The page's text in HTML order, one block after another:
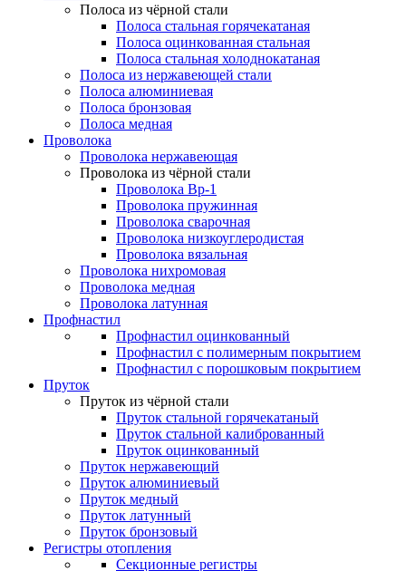
Полоса из чёрной стали
Полоса стальная горячекатаная
Полоса оцинкованная стальная
Полоса стальная холоднокатаная
Полоса из нержавеющей стали
Полоса алюминиевая
Полоса бронзовая
Полоса медная
Проволока
Проволока нержавеющая
Проволока из чёрной стали
Проволока Вр-1
Проволока пружинная
Проволока сварочная
Проволока низкоуглеродистая
Проволока вязальная
Проволока нихромовая
Проволока медная
Проволока латунная
Профнастил
Профнастил оцинкованный
Профнастил с полимерным покрытием
Профнастил с порошковым покрытием
Пруток
Пруток из чёрной стали
Пруток стальной горячекатаный
Пруток стальной калиброванный
Пруток оцинкованный
Пруток нержавеющий
Пруток алюминиевый
Пруток медный
Пруток латунный
Пруток бронзовый
Регистры отопления
Секционные регистры